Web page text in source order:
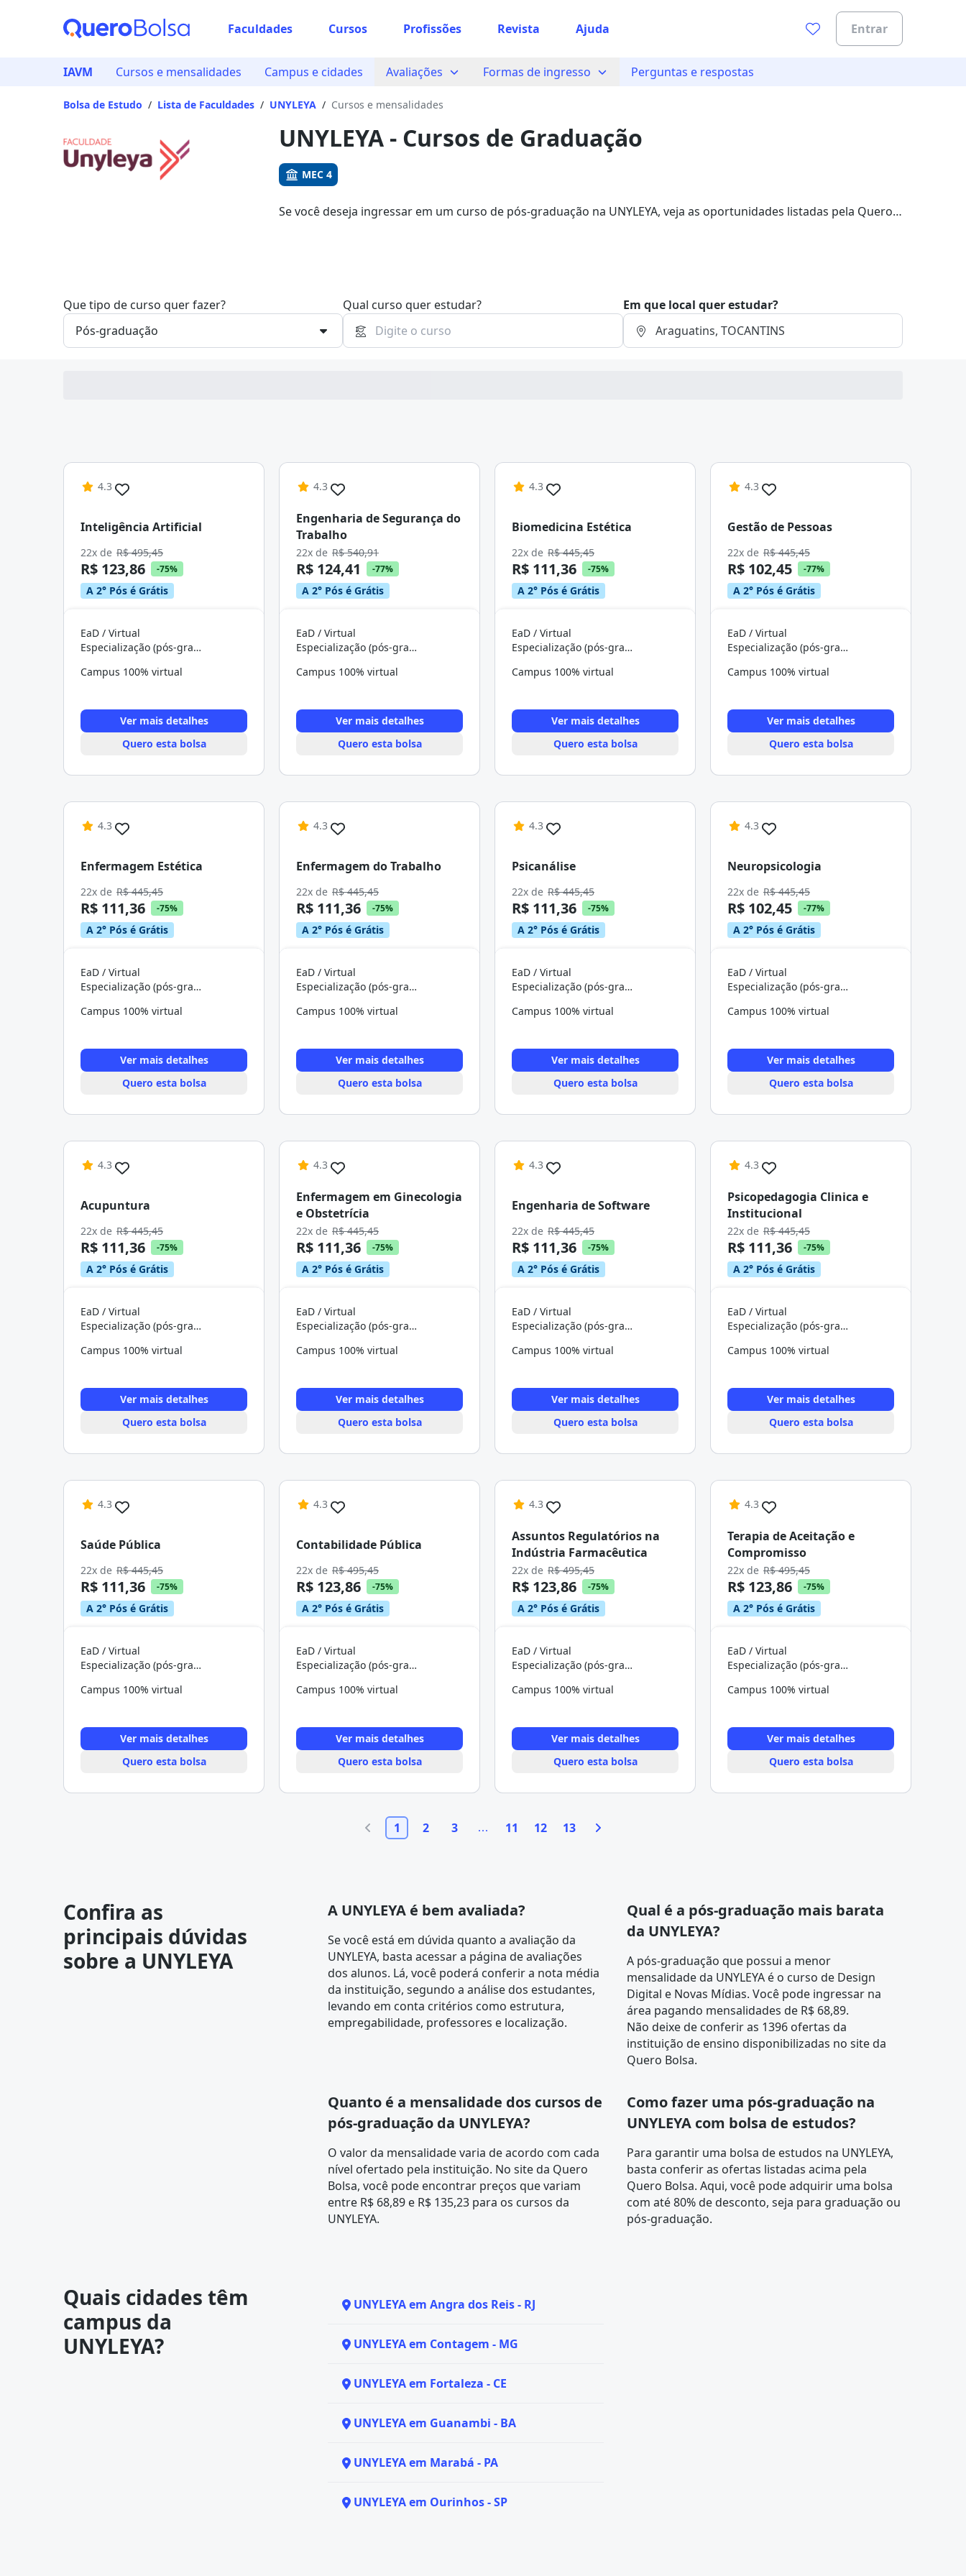
Faculdades Cursos Profissões Revista Ajuda Entrar
Vamos te guiar no caminho ideal para seus estudos
IAVM Cursos e mensalidades Campus e cidades Avaliações Formas de ingresso Perguntas e respostas
Bolsa de Estudo / Lista de Faculdades / UNYLEYA / Cursos e mensalidades
UNYLEYA - Cursos de Graduação
MEC 4
Se você deseja ingressar em um curso de pós-graduação na UNYLEYA, veja as oportunidades listadas pela Quero
Que tipo de curso quer fazer? Qual curso quer estudar? Em que local quer estudar?
4.3
Inteligência Artificial
22x de R$ 495,45
R$ 123,86 -75%
A 2° Pós é Grátis
EaD / Virtual
Especialização (pós-graduação)
Campus 100% virtual
Ver mais detalhes
Quero esta bolsa
4.3
Engenharia de Segurança do
Trabalho
22x de R$ 540,91
R$ 124,41 -77%
A 2° Pós é Grátis
EaD / Virtual
Especialização (pós-graduação)
Campus 100% virtual
Ver mais detalhes
Quero esta bolsa
4.3
Biomedicina Estética
22x de R$ 445,45
R$ 111,36 -75%
A 2° Pós é Grátis
EaD / Virtual
Especialização (pós-graduação)
Campus 100% virtual
Ver mais detalhes
Quero esta bolsa
4.3
Gestão de Pessoas
22x de R$ 445,45
R$ 102,45 -77%
A 2° Pós é Grátis
EaD / Virtual
Especialização (pós-graduação)
Campus 100% virtual
Ver mais detalhes
Quero esta bolsa
4.3
Enfermagem Estética
22x de R$ 445,45
R$ 111,36 -75%
A 2° Pós é Grátis
EaD / Virtual
Especialização (pós-graduação)
Campus 100% virtual
Ver mais detalhes
Quero esta bolsa
4.3
Enfermagem do Trabalho
22x de R$ 445,45
R$ 111,36 -75%
A 2° Pós é Grátis
EaD / Virtual
Especialização (pós-graduação)
Campus 100% virtual
Ver mais detalhes
Quero esta bolsa
4.3
Psicanálise
22x de R$ 445,45
R$ 111,36 -75%
A 2° Pós é Grátis
EaD / Virtual
Especialização (pós-graduação)
Campus 100% virtual
Ver mais detalhes
Quero esta bolsa
4.3
Neuropsicologia
22x de R$ 445,45
R$ 102,45 -77%
A 2° Pós é Grátis
EaD / Virtual
Especialização (pós-graduação)
Campus 100% virtual
Ver mais detalhes
Quero esta bolsa
4.3
Acupuntura
22x de R$ 445,45
R$ 111,36 -75%
A 2° Pós é Grátis
EaD / Virtual
Especialização (pós-graduação)
Campus 100% virtual
Ver mais detalhes
Quero esta bolsa
4.3
Enfermagem em Ginecologia
e Obstetrícia
22x de R$ 445,45
R$ 111,36 -75%
A 2° Pós é Grátis
EaD / Virtual
Especialização (pós-graduação)
Campus 100% virtual
Ver mais detalhes
Quero esta bolsa
4.3
Engenharia de Software
22x de R$ 445,45
R$ 111,36 -75%
A 2° Pós é Grátis
EaD / Virtual
Especialização (pós-graduação)
Campus 100% virtual
Ver mais detalhes
Quero esta bolsa
4.3
Psicopedagogia Clinica e
Institucional
22x de R$ 445,45
R$ 111,36 -75%
A 2° Pós é Grátis
EaD / Virtual
Especialização (pós-graduação)
Campus 100% virtual
Ver mais detalhes
Quero esta bolsa
4.3
Saúde Pública
22x de R$ 445,45
R$ 111,36 -75%
A 2° Pós é Grátis
EaD / Virtual
Especialização (pós-graduação)
Campus 100% virtual
Ver mais detalhes
Quero esta bolsa
4.3
Contabilidade Pública
22x de R$ 495,45
R$ 123,86 -75%
A 2° Pós é Grátis
EaD / Virtual
Especialização (pós-graduação)
Campus 100% virtual
Ver mais detalhes
Quero esta bolsa
4.3
Assuntos Regulatórios na
Indústria Farmacêutica
22x de R$ 495,45
R$ 123,86 -75%
A 2° Pós é Grátis
EaD / Virtual
Especialização (pós-graduação)
Campus 100% virtual
Ver mais detalhes
Quero esta bolsa
4.3
Terapia de Aceitação e
Compromisso
22x de R$ 495,45
R$ 123,86 -75%
A 2° Pós é Grátis
EaD / Virtual
Especialização (pós-graduação)
Campus 100% virtual
Ver mais detalhes
Quero esta bolsa
1 2 3 11 12 13
Confira as
principais dúvidas
sobre a UNYLEYA
A UNYLEYA é bem avaliada?
Se você está em dúvida quanto a avaliação da
UNYLEYA, basta acessar a página deavaliações
dos alunos. Lá, você poderá conferir a nota média
da instituição, segundo a análise dos estudantes,
levando em conta critérios como estrutura,
empregabilidade, professores e localização.
Qual é a pós-graduação mais barata
da UNYLEYA?
A pós-graduação que possui a menor
mensalidade da UNYLEYA é o curso de Design
Digital e Novas Mídias. Você pode ingressar na
área pagando mensalidades de R$ 68,89.
Não deixe de conferir as 1396 ofertas da
instituição de ensino disponibilizadas no site da
Quero Bolsa.
Quanto é a mensalidade dos cursos de
pós-graduação da UNYLEYA?
O valor da mensalidade varia de acordo com cada
nível ofertado pela instituição. No site da Quero
Bolsa, você pode encontrar preços que variam
entre R$ 68,89 e R$ 135,23 para os cursos da
UNYLEYA.
Como fazer uma pós-graduação na
UNYLEYA com bolsa de estudos?
Para garantir uma bolsa de estudos na UNYLEYA,
basta conferir as ofertas listadas acima pela
Quero Bolsa. Aqui, você pode adquirir uma bolsa
com até 80% de desconto, seja para graduação ou
pós-graduação.
Quais cidades têm
campus da
UNYLEYA?
UNYLEYA em Angra dos Reis - RJ
UNYLEYA em Contagem - MG
UNYLEYA em Fortaleza - CE
UNYLEYA em Guanambi - BA
UNYLEYA em Marabá - PA
UNYLEYA em Ourinhos - SP